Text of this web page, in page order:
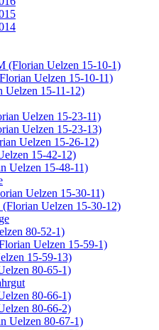
(Florian Uelzen 15-10-1)
Uelzen 15-10-11)
Uelzen 15-11-12)
Uelzen 15-23-11)
Uelzen 15-23-13)
Uelzen 15-26-12)
15-42-12)
Uelzen 15-48-11)
Uelzen 15-30-11)
Uelzen 15-30-12)
80-52-1)
Uelzen 15-59-1)
15-59-13)
80-65-1)
80-66-1)
80-66-2)
Uelzen 80-67-1)